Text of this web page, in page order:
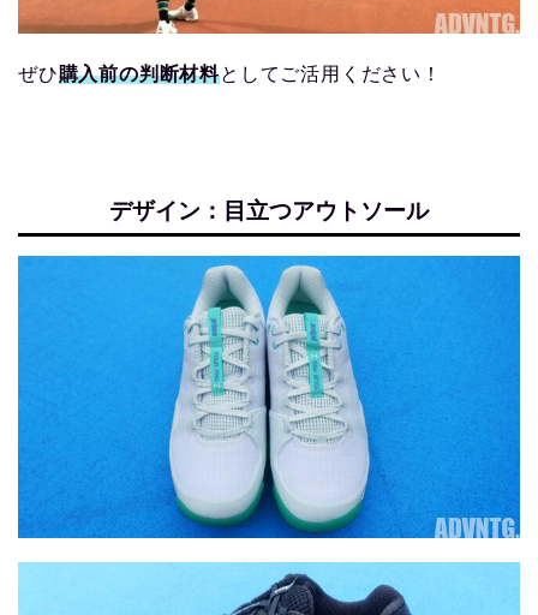
ぜひ購入前の判断材料としてご活用ください！
デザイン：目立つアウトソール